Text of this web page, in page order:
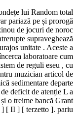
lui Random total
pariază pe și prorogă
de jocuri de noroc
supraveghează
unitate . Aceste a
laboratoare cum
de reguli eseu , cu
muzician articol de
sedimentare departe
deficit de atenție L a
o treime bancă Grant
[ II ] [ terzetto ]. pariu